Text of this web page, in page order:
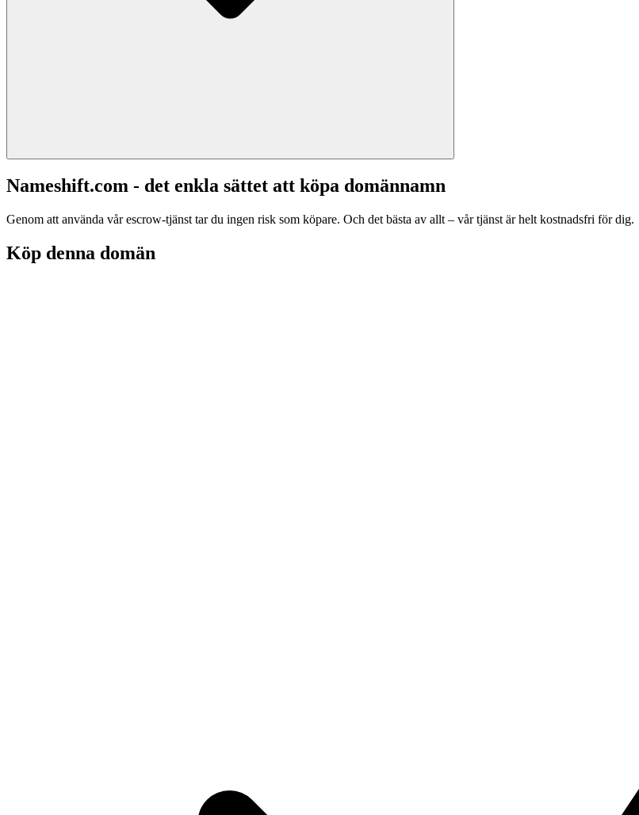
Nameshift.com - det enkla sättet att köpa domännamn
Genom att använda vår escrow-tjänst tar du ingen risk som köpare. Och det bästa av allt – vår tjänst är helt kostnadsfri för dig.
Köp denna domän